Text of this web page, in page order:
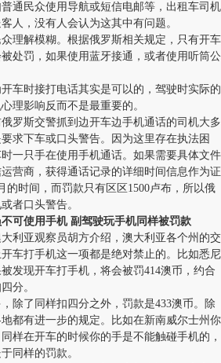
通民众使用导航或短信电邮等，出租车司机
人，没有人会认为这其中有问题。
解模糊。根据俄罗斯相关规定，只有开车
处罚，如果使用蓝牙接通，或者使用听筒公
时接打电话其实是可以的，驾驶时实际的
理影响反而不是最重要的。
斯交警抓到边开车边手机通话的司机大多
求下车或口头警告。因为这里存在执法困
一只手在使用手机通话。如果需要具体文件
营商，获得通话记录的详细时间信息作为证
的时间，而罚款只有区区1500卢布，所以俄
者口头警告。
可使用手机 副驾驶玩手机同样被罚款
亚观察员胡方介绍，澳大利亚各个州的交
车打手机这一项都是绝对禁止的。比如悉尼
发现开车打手机，将会被罚414澳币，约合
分。
了同样扣四分之外，罚款是433澳币。除
都有进一步的规定。比如在新南威尔士州你
样在开车的时候你的手是不能触碰手机的，
同样的罚款。